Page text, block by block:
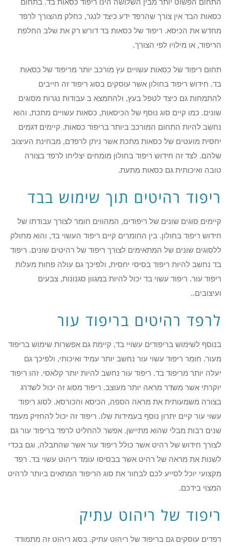
כסאות הבד אין צורך שהרפד ידע כיצד לנגר, כחלק מהצורך לרפד
מחדש את הכיסא. ריפוד של כסאות בד דורש רק את שלב החלפת
הריפוד, או מילויו לפי הצורך.
תחום ריפוד של כסאות עשויים עץ מורכב יותר מריפוד של כסאות
בד. חידוש ריפוד בחולון אשר עוסקים בסוג ריפוד זה חייבים
להתמחות גם כיצד לטפל בעץ, ולהתמצא ב עבודות נגרות מסוגים
שונים. כמו קיים סוג נוסף של הכיסאות, כסאות עשויים מתכת, והוא
נחשב להיות התחום המורכב ביותר בריפוד כסאות. קיימים דגמים
יחסית מועטים של כסאות מתכת אשר ניתן לרפדם, מבחינת העיצוב
שלהם. לצד זה חידוש ריפוד בחולון מומחים יצליחו לרפד בצורה
טובה ואיכותית גם כסאות מתעת.
ריפוד רהיטים תוך שימוש בבד
קיימים סוגים שונים של ריפודים, המהווים חומר לצורך עבודתו של
חידוש ריפוד בחולון. בין החומרים קיים ריפוד העשוי בד, והוא מחולק
ללסוגים שונים של המתאימים לצורך ריפוד של רהיטים שונים. ריפוד
בד נחשב להיות ריפוד בסיסי יחסית, ולפיכך גם עולה פחות מעלות
ריפוד עור. ריפוד עשוי בד יכול להיות במגוון סגנונות, צבעים
ועיצובים..
לרפד רהיטים בריפוד עור
בנוסף לשימוש בריפודים עשויי בד, קיימת גם אפשרות שימוש בריפוד
מעור. חומר ריפוד עשוי עור נחשב יותר עמיד ואיכותי, ולפיכך גם
יעלה יותר מריפוד בד. ריפוד עור נחשב להיות יותר קלאסי. זהו ריפוד
יוקרתי אשר משדר מראה יותר מעוצב. ריפוד מסוג זה יכול לשדרג
בצורה משמעותית את מראה הספה, הכיסא והכורסא. לסוג ריפוד
עשוי עור קיים יתרון נוסף בעמידות שלו. ריפוד זה יכול להחזיק מעמד
שנים רבות מבלי שהוא מתיישן. אפשר להחליט לרפד בריפוד עור גם
לצורך חידוש של רהיט אשר כולל ריפוד עור אשר שהתבלה, וגם בכדי
לשנות את מראה של רהיט אשר בבסיסו עומד ריהוט עשוי בד. רפד
מקצועי יוכל לסייע לכם לבחור את סוג הריפוד המתאים ביותר לרהיט
המצוי בידכם.
ריפוד של ריהוט עתיק
רפדים עוסקים גם בריפוד של ריהוט עתיק. בסוג ריהוט זה מתמודד